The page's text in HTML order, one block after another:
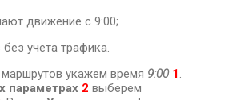
движение с 9:00;
учета трафика.
укажем время 9:00 1.
параметрах 2 выберем